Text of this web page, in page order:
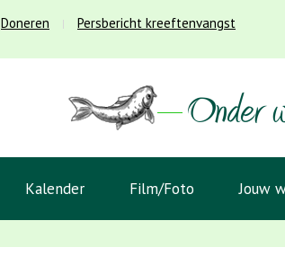
Doneren Persbericht kreeftenvangst
Kalender Film/Foto Jouw